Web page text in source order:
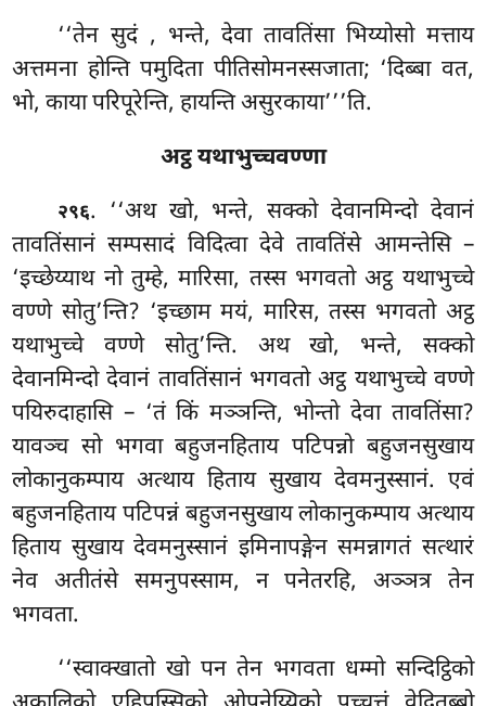
‘‘तेन सुदं , भन्ते, देवा तावतिंसा भिय्योसो मत्ताय
अत्तमना होन्ति पमुदिता पीतिसोमनस्सजाता; ‘दिब्बा वत,
भो, कायापरिपूरेन्ति, हायन्ति असुरकाया’’’ति.
अट्ठ यथाभुच्चवण्णा
२९६. ‘‘अथ खो, भन्ते, सक्को देवानमिन्दो देवानं
तावतिंसानं सम्पसादं विदित्वा देवे तावतिंसे आमन्तेसि –
‘इच्छेय्याथ नो तुम्हे, मारिसा, तस्स भगवतो अट्ठ यथाभुच्चे
वण्णे सोतु’न्ति? ‘इच्छाम मयं, मारिस, तस्स भगवतो अट्ठ
यथाभुच्चे वण्णे सोतु’न्ति. अथ खो, भन्ते, सक्को
देवानमिन्दो देवानं तावतिंसानं भगवतो अट्ठ यथाभुच्चे वण्णे
पयिरुदाहासि – ‘तं किं मञ्ञन्ति, भोन्तो देवा तावतिंसा?
यावञ्च सो भगवा बहुजनहिताय पटिपन्नो बहुजनसुखाय
लोकानुकम्पाय अत्थाय हिताय सुखाय देवमनुस्सानं. एवं
बहुजनहिताय पटिपन्नं बहुजनसुखाय लोकानुकम्पाय अत्थाय
हिताय सुखाय देवमनुस्सानं इमिनापङ्गेन समन्नागतं सत्थारं
नेव अतीतंसे समनुपस्साम, न पनेतरहि, अञ्ञत्र तेन
भगवता.
‘‘स्वाक्खातो खो पन तेन भगवता धम्मो सन्दिट्ठिको